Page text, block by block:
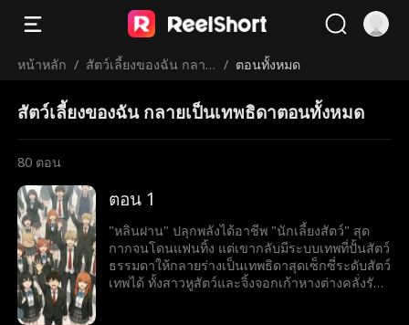
หน้าหลัก / สัตว์เลี้ยงของฉัน กลาย
/ ตอนทั้งหมด
สัตว์เลี้ยงของฉัน กลายเป็นเทพธิดาตอนทั้งหมด
80 ตอน
ตอน 1
"หลินฝาน" ปลุกพลังได้อาชีพ "นักเลี้ยงสัตว์" สุด
กากจนโดนแฟนทิ้ง แต่เขากลับมีระบบเทพที่ปั้นสัตว์
ธรรมดาให้กลายร่างเป็นเทพธิดาสุดเซ็กซี่ระดับสัตว์
เทพได้ ทั้งสาวหูสัตว์และจิ้งจอกเก้าหางต่างคลั่งรัก